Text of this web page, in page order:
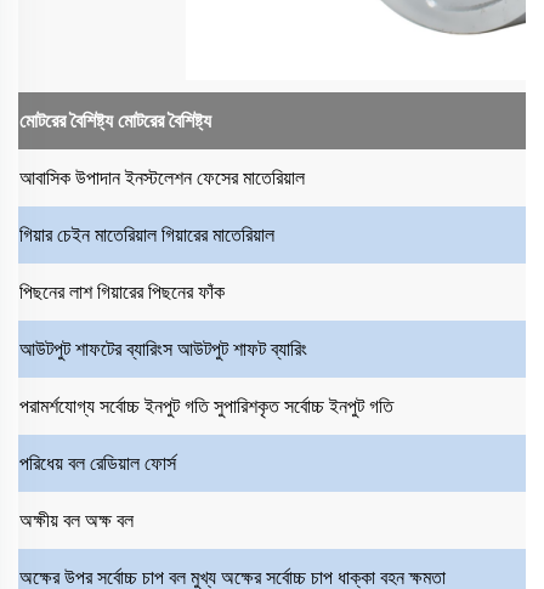
মোটরের বৈশিষ্ট্যমোটরের বৈশিষ্ট্য
আবাসিক উপাদানইনস্টলেশন ফেসের মাতেরিয়াল
গিয়ার চেইন মাতেরিয়ালগিয়ারের মাতেরিয়াল
পিছনের লাশগিয়ারের পিছনের ফাঁক
আউটপুট শাফটের ব্যারিংসআউটপুট শাফট ব্যারিং
পরামর্শযোগ্য সর্বোচ্চ ইনপুট গতিসুপারিশকৃত সর্বোচ্চ ইনপুট গতি
পরিধেয় বলরেডিয়াল ফোর্স
অক্ষীয় বলঅক্ষ বল
অক্ষের উপর সর্বোচ্চ চাপ বলমুখ্য অক্ষের সর্বোচ্চ চাপ ধাক্কা বহন ক্ষমতা